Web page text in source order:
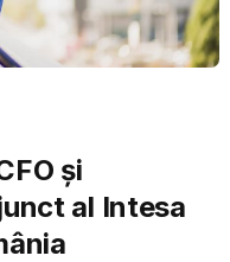
și
al Intesa